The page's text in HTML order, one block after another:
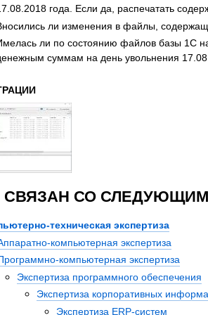
года. Если да, распечатать
ли изменения в файлы,
ли по состоянию файлов базы 1С
суммам на день увольнения
СВЯЗАН СО
техническая экспертиза
компьютерная экспертиза
компьютерная экспертиза
Экспертиза программного обеспечения
Экспертиза корпоративных
Экспертиза ERP-систем